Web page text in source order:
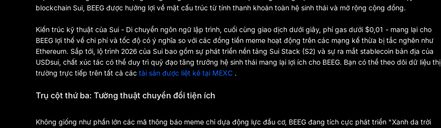
blockchain Sui, BEEG được hưởng lợi về mặt cấu trúc từ tính thanh khoản toàn hệ sinh thái và mở rộng cộng đồng.
Kiến trúc kỹ thuật của Sui - Di chuyển ngôn ngữ lập trình, cuối cùng giao dịch dưới giây, phí gas dưới $0,01 - mang lại cho
BEEG lợi thế về chi phí và tốc độ có ý nghĩa so với các đồng tiền meme hoạt động trên các mạng kế thừa bị tắc nghẽn như
Ethereum. Sắp tới, lộ trình 2026 của Sui bao gồm sự phát triển nền tảng Sui Stack (S2) và sự ra mắt stablecoin bản địa của
USDsui, chất xúc tác có thể duy trì quỹ đạo tăng trưởng hệ sinh thái mang lại lợi ích cho BEEG. Bạn có thể theo dõi dữ liệu thị
trường trực tiếp trên tất cả các tài sản được liệt kê tại MEXC .
Trụ cột thứ ba: Tường thuật chuyển đổi tiện ích
Không giống như phần lớn các mã thông báo meme chỉ dựa động lực đầu cơ, BEEG đang tích cực phát triển "Xanh da trời